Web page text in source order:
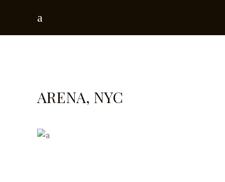
ARENA, NYC